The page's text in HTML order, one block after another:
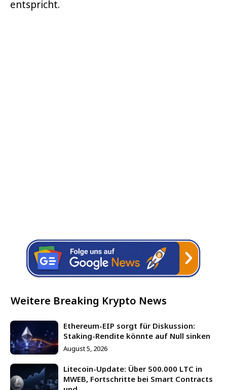
entspricht.
Weitere Breaking Krypto News
Ethereum-EIP sorgt für Diskussion:
Staking-Rendite könnte auf Null sinken
August 5, 2026
Litecoin-Update: Über 500.000 LTC in
MWEB, Fortschritte bei Smart Contracts